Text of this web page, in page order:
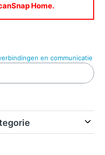
Home.
en communicatie